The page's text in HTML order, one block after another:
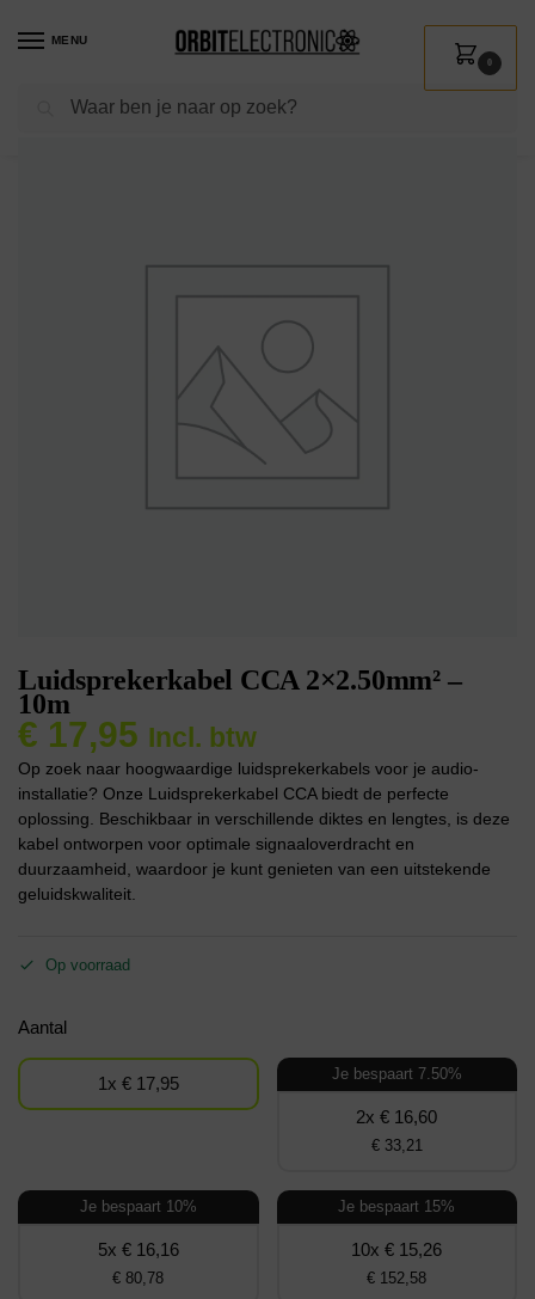
MENU
Zoeken
0
Shop / Installatie Kabel en snoer
Luidsprekerkabel CCA 2×2.50mm² –
10m
€ 17,95 Incl. btw
Op zoek naar hoogwaardige luidsprekerkabels voor je audio-
installatie? Onze Luidsprekerkabel CCA biedt de perfecte
oplossing. Beschikbaar in verschillende diktes en lengtes, is deze
kabel ontworpen voor optimale signaaloverdracht en
duurzaamheid, waardoor je kunt genieten van een uitstekende
geluidskwaliteit.
Op voorraad
Aantal
1x € 17,95 Je bespaart 7.50%
2x € 16,60
€ 33,21
Je bespaart 10%
5x € 16,16
€ 80,78
Je bespaart 15%
10x € 15,26
€ 152,58